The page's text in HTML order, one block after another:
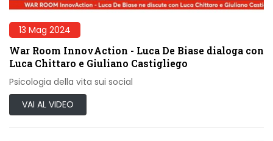
13 Mag 2024
War Room InnovAction - Luca De Biase dialoga con
Luca Chittaro e Giuliano Castigliego
Psicologia della vita sui social
VAI AL VIDEO